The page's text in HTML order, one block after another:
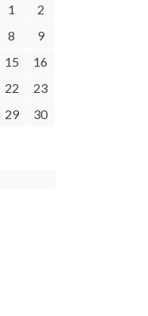
1
2
8
9
15
16
22
23
29
30